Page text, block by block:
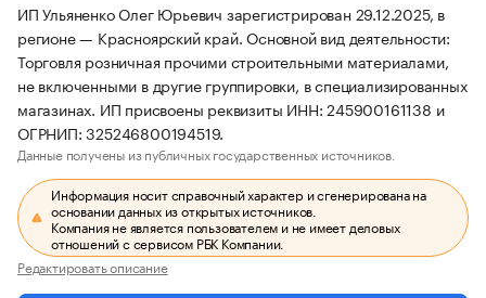
ИП Ульяненко Олег Юрьевич зарегистрирован 29.12.2025, в
регионе — Красноярский край. Основной вид деятельности:
Торговля розничная прочими строительными материалами,
не включенными в другие группировки, в специализированных
магазинах. ИП присвоены реквизиты ИНН: 245900161138 и
ОГРНИП: 325246800194519.
Данные получены из публичных государственных источников.
Информация носит справочный характер и сгенерирована на
основании данных из открытых источников.
Компания не является пользователем и не имеет деловых
отношений с сервисом РБК Компании.
Редактировать описание